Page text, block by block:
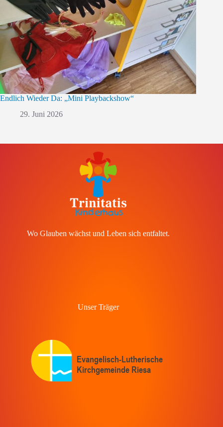
Endlich Wieder Da: „Mini Playbackshow“
29. Juni 2026
Wo Glauben wächst und Leben sich entfaltet.
Unser Träger